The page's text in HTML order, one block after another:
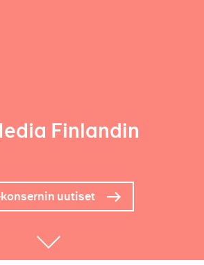
Finlandin
uutiset